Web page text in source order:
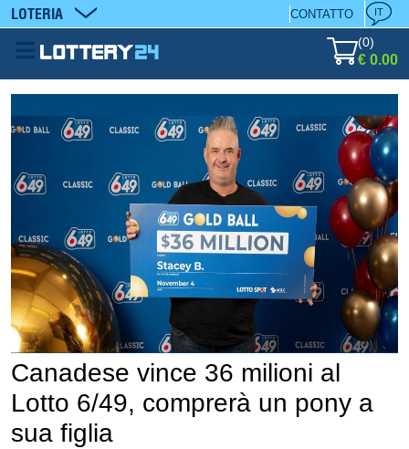
LOTERIA CONTATTO IT
(0)
€ 0.00
Canadese vince 36 milioni al
Lotto 6/49, comprerà un pony a
sua figlia